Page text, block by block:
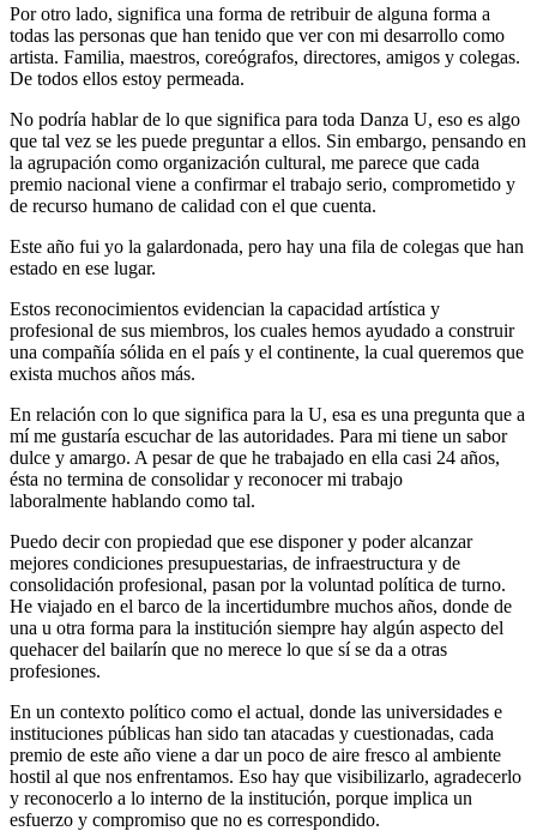
Por otro lado, significa una forma de retribuir de alguna forma a
todas las personas que han tenido que ver con mi desarrollo como
artista. Familia, maestros, coreógrafos, directores, amigos y colegas.
De todos ellos estoy permeada.
No podría hablar de lo que significa para toda Danza U, eso es algo
que tal vez se les puede preguntar a ellos. Sin embargo, pensando en
la agrupación como organización cultural, me parece que cada
premio nacional viene a confirmar el trabajo serio, comprometido y
de recurso humano de calidad con el que cuenta.
Este año fui yo la galardonada, pero hay una fila de colegas que han
estado en ese lugar.
Estos reconocimientos evidencian la capacidad artística y
profesional de sus miembros, los cuales hemos ayudado a construir
una compañía sólida en el país y el continente, la cual queremos que
exista muchos años más.
En relación con lo que significa para la U, esa es una pregunta que a
mí me gustaría escuchar de las autoridades. Para mi tiene un sabor
dulce y amargo. A pesar de que he trabajado en ella casi 24 años,
ésta no termina de consolidar y reconocer mi trabajo
laboralmente hablando como tal.
Puedo decir con propiedad que ese disponer y poder alcanzar
mejores condiciones presupuestarias, de infraestructura y de
consolidación profesional, pasan por la voluntad política de turno.
He viajado en el barco de la incertidumbre muchos años, donde de
una u otra forma para la institución siempre hay algún aspecto del
quehacer del bailarín que no merece lo que sí se da a otras
profesiones.
En un contexto político como el actual, donde las universidades e
instituciones públicas han sido tan atacadas y cuestionadas, cada
premio de este año viene a dar un poco de aire fresco al ambiente
hostil al que nos enfrentamos. Eso hay que visibilizarlo, agradecerlo
y reconocerlo a lo interno de la institución, porque implica un
esfuerzo y compromiso que no es correspondido.